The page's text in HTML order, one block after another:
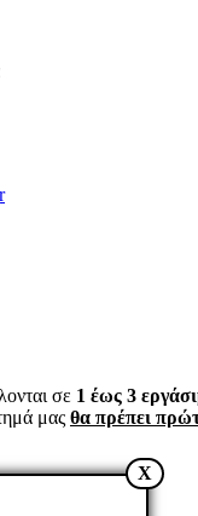
σε 1 έως 3
μας θα πρέπει
X